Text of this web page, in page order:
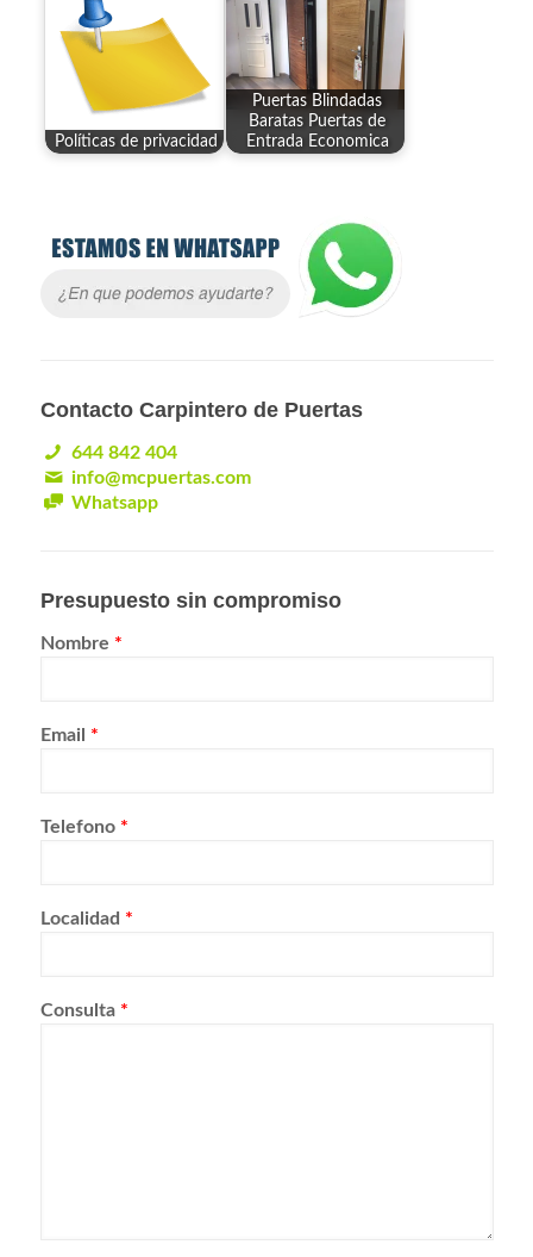
Políticas de privacidad
Puertas Blindadas
Baratas Puertas de
Entrada Economica
Contacto Carpintero de Puertas
644 842 404
info@mcpuertas.com
Whatsapp
Presupuesto sin compromiso
Nombre *
Email *
Telefono *
Localidad *
Consulta *